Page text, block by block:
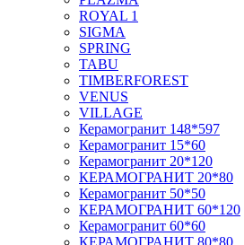
ROYAL 1
SIGMA
SPRING
TABU
TIMBERFOREST
VENUS
VILLAGE
Керамогранит 148*597
Керамогранит 15*60
Керамогранит 20*120
КЕРАМОГРАНИТ 20*80
Керамогранит 50*50
КЕРАМОГРАНИТ 60*120
Керамогранит 60*60
КЕРАМОГРАНИТ 80*80